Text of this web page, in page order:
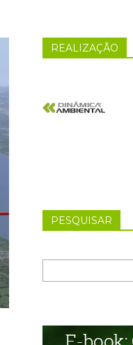
REALIZAÇÃO
PESQUISAR